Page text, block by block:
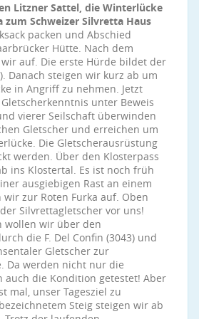
Litzner Sattel, die Winterlücke
zum Schweizer Silvretta Haus
packen und Abschied
Hütte. Nach dem
auf. Die erste Hürde bildet der
Danach steigen wir kurz ab um
in Angriff zu nehmen. Jetzt
unter Beweis
vierer Seilschaft überwinden
Gletscher und erreichen um
Die Gletscherausrüstung
werden. Über den Klosterpass
ins Klostertal. Es ist noch früh
ausgiebigen Rast an einem
wir zur Roten Furka auf. Oben
Silvrettagletscher vor uns!
wollen wir über den
die F. Del Confin (3043) und
Gletscher zur
Da werden nicht nur die
auch die Kondition getestet! Aber
mal, unser Tagesziel zu
Steig steigen wir ab